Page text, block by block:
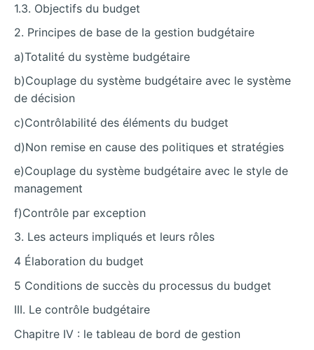
1.3. Objectifs du budget
2. Principes de base de la gestion budgétaire
a)Totalité du système budgétaire
b)Couplage du système budgétaire avec le système
de décision
c)Contrôlabilité des éléments du budget
d)Non remise en cause des politiques et stratégies
e)Couplage du système budgétaire avec le style de
management
f)Contrôle par exception
3. Les acteurs impliqués et leurs rôles
4 Élaboration du budget
5 Conditions de succès du processus du budget
III. Le contrôle budgétaire
Chapitre IV : le tableau de bord de gestion